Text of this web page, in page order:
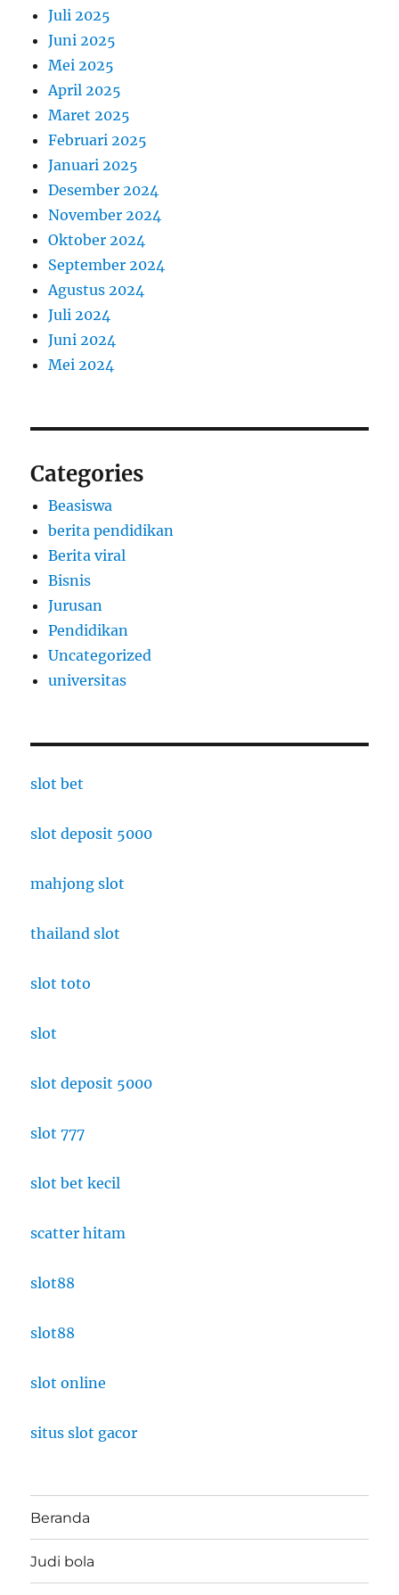
Juli 2025
Juni 2025
Mei 2025
April 2025
Maret 2025
Februari 2025
Januari 2025
Desember 2024
November 2024
Oktober 2024
September 2024
Agustus 2024
Juli 2024
Juni 2024
Mei 2024
Categories
Beasiswa
berita pendidikan
Berita viral
Bisnis
Jurusan
Pendidikan
Uncategorized
universitas
slot bet
slot deposit 5000
mahjong slot
thailand slot
slot toto
slot
slot deposit 5000
slot 777
slot bet kecil
scatter hitam
slot88
slot88
slot online
situs slot gacor
Beranda
Judi bola